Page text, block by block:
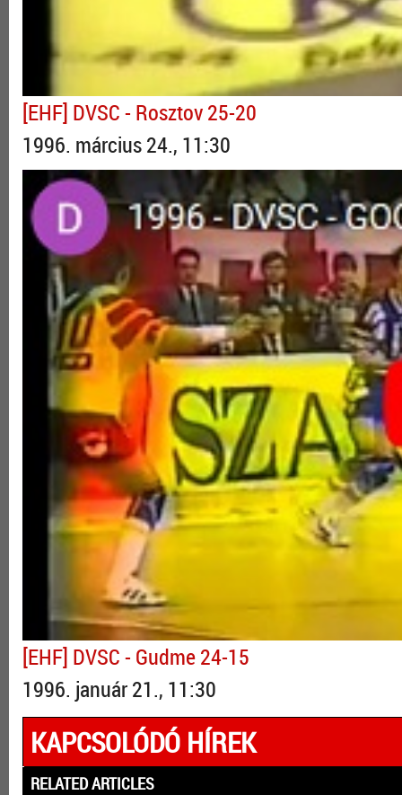
[EHF] DVSC - Rosztov 25-20
1996. március 24., 11:30
[EHF] DVSC - Gudme 24-15
1996. január 21., 11:30
KAPCSOLÓDÓ HÍREK
RELATED ARTICLES